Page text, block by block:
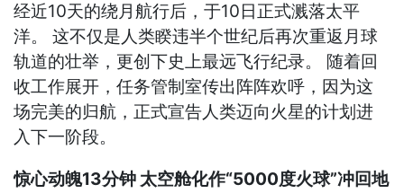
经近10天的绕月航行后，于10日正式溅落太平
洋。 这不仅是人类睽违半个世纪后再次重返月球
轨道的壮举，更创下史上最远飞行纪录。 随着回
收工作展开，任务管制室传出阵阵欢呼，因为这
场完美的归航，正式宣告人类迈向火星的计划进
入下一阶段。
惊心动魄13分钟 太空舱化作“5000度火球”冲回地